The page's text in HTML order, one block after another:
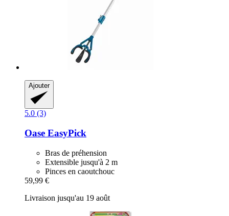
Ajouter
5.0 (3)
Oase EasyPick
Bras de préhension
Extensible jusqu'à 2 m
Pinces en caoutchouc
59,99 €
Livraison jusqu'au 19 août